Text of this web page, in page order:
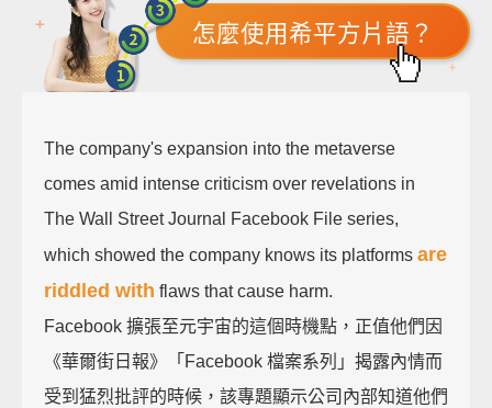
怎麼使用希平方片語？
The company's expansion into the metaverse
comes amid intense criticism over revelations in
The Wall Street Journal Facebook File series,
which showed the company knows its platforms are
riddled with flaws that cause harm.
Facebook 擴張至元宇宙的這個時機點，正值他們因
《華爾街日報》「Facebook 檔案系列」揭露內情而
受到猛烈批評的時候，該專題顯示公司內部知道他們